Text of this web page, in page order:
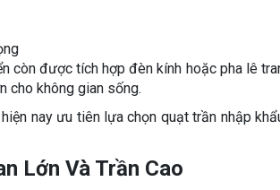
còn được tích hợp đèn kính hoặc pha lê
cho không gian sống.
nay ưu tiên lựa chọn quạt trần nhập
Lớn Và Trần Cao